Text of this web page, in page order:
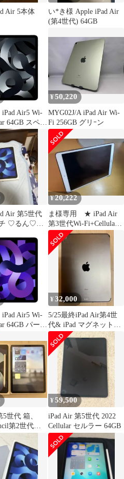
Air 5本体
い*き様 Apple iPad Air
(第4世代) 64GB
iPad Air5 Wi-
64GB スペー
2022年
本体 タブレ
ッド アップ
送料無料】
¥50,220
MYG02J/A iPad Air Wi-
Fi 256GB グリｰン
Air 第5世代
チ ♡るん♡専
¥20,222
ま様専用 ★ iPad Air
第3世代Wi-Fi+Cellular
★ 美品
iPad Air5 Wi-
64GB パープ
年 SIMフ
タブレット
アップル
料無料】
¥32,000
5/25最終iPad Air第4世
代& iPad マグネットキ
ーボード作動確認済
世代 箱、
第2世代つ
¥59,500
iPad Air 第5世代 2022
Cellular セルラー 64GB